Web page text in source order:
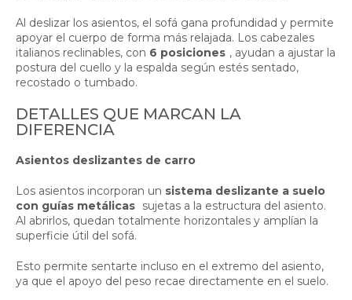
Al deslizar los asientos, el sofá gana profundidad y permite
apoyar el cuerpo de forma más relajada. Los cabezales
italianos reclinables, con 6 posiciones , ayudan a ajustar la
postura del cuello y la espalda según estés sentado,
recostado o tumbado.
DETALLES QUE MARCAN LA
DIFERENCIA
Asientos deslizantes de carro
Los asientos incorporan un sistema deslizante a suelo
con guías metálicas sujetas a la estructura del asiento.
Al abrirlos, quedan totalmente horizontales y amplían la
superficie útil del sofá.
Esto permite sentarte incluso en el extremo del asiento,
ya que el apoyo del peso recae directamente en el suelo.